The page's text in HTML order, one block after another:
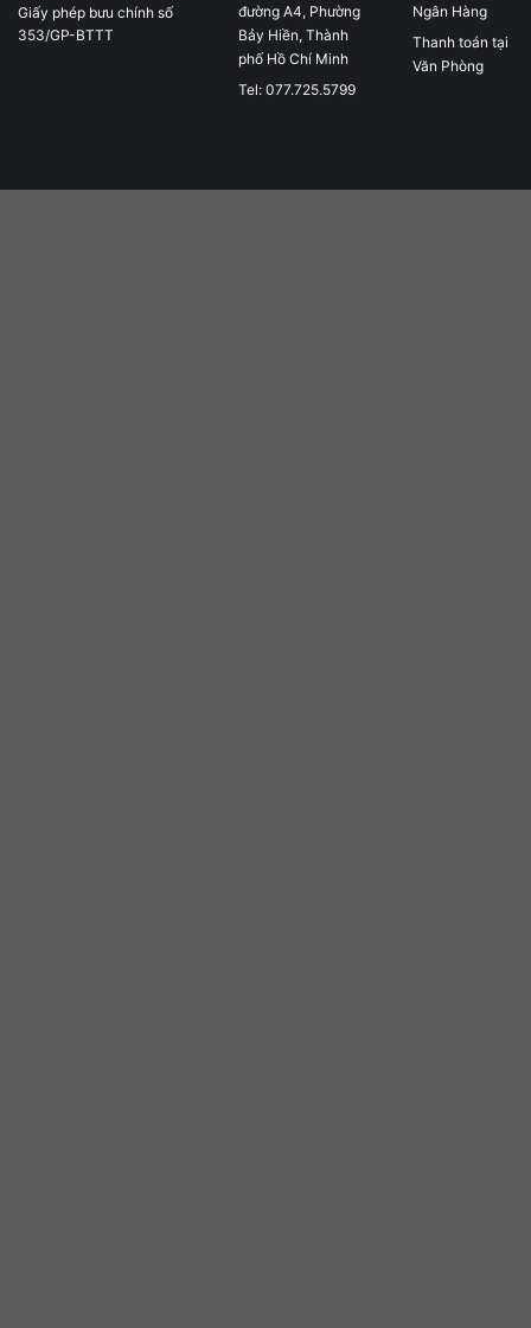
Giấy phép bưu chính số
353/GP-BTTT
đường A4, Phường
Bảy Hiền, Thành
phố Hồ Chí Minh
Tel: 077.725.5799
Ngân Hàng
Thanh toán tại
Văn Phòng